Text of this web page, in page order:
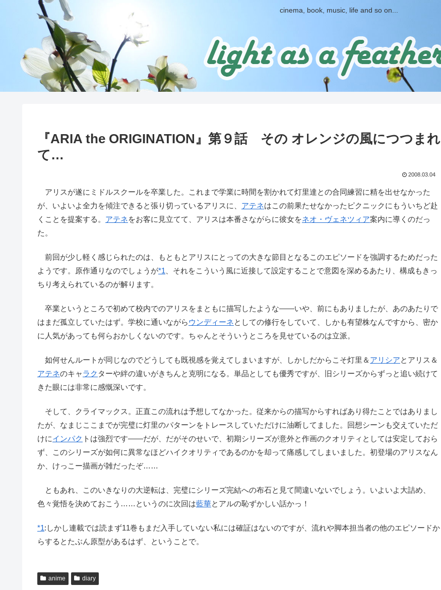
cinema, book, music, life and so on...
『ARIA the ORIGINATION』第９話 その オレンジの風につつまれ
て…
2008.03.04
アリスが遂にミドルスクールを卒業した。これまで学業に時間を割かれて灯里達との合同練習に精を出せなかった
が、いよいよ全力を傾注できると張り切っているアリスに、 アテネはこの前果たせなかったピクニックにもういちど赴
くことを提案する。 アテネをお客に見立てて、アリスは本番さながらに彼女をネオ・ヴェネツィア案内に導くのだっ
た。
前回が少し軽く感じられたのは、もともとアリスにとっての大きな節目となるこのエピソードを強調するためだった
ようです。原作通りなのでしょうが*1 、それをこういう風に近接して設定することで意図を深めるあたり、構成もきっ
ちり考えられているのが解ります。
卒業というところで初めて校内でのアリスをまともに描写したような――いや、前にもありましたが、あのあたりで
はまだ孤立していたはず。学校に通いながらウンディーネとしての修行をしていて、しかも有望株なんですから、密か
に人気があっても何らおかしくないのです。ちゃんとそういうところを見せているのは立派。
如何せんルートが同じなのでどうしても既視感を覚えてしまいますが、しかしだからこそ灯里＆ アリシアとアリス＆
アテネのキャラク ターや絆の違いがきちんと克明になる。単品としても優秀ですが、旧シリーズからずっと追い続けて
きた眼には非常に感慨深いです。
そして、クライマックス。正直この流れは予想してなかった。従来からの描写からすればあり得たことではありまし
たが、なまじここまでが完璧に灯里のパターンをトレースしていただけに油断してました。回想シーンも交えていただ
けにインパク トは強烈です――だが、だがそのせいで、初期シリーズが意外と作画のクオリティとしては安定しておら
ず、このシリーズが如何に異常なほどハイクオリティであるのかを却って痛感してしまいました。初登場のアリスなん
か、けっこー描画が雑だったぞ……
ともあれ、このいきなりの大逆転は、完璧にシリーズ完結への布石と見て間違いないでしょう。いよいよ大詰め、
色々覚悟を決めておこう……というのに次回は藍華とアルの恥ずかしい話かっ！
*1: しかし連載では読まず11巻もまだ入手していない私には確証はないのですが、流れや脚本担当者の他のエピソードか
らするとたぶん原型があるはず、ということで。
anime diary